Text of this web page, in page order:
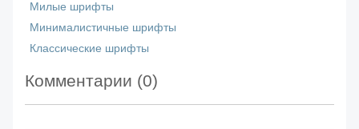
Милые шрифты
Минималистичные шрифты
Классические шрифты
Комментарии (0)